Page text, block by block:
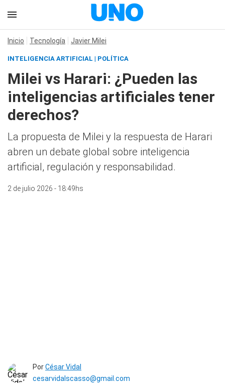
Inicio Tecnología Javier Milei
INTELIGENCIA ARTIFICIAL | POLÍTICA
Milei vs Harari: ¿Pueden las
inteligencias artificiales tener
derechos?
La propuesta de Milei y la respuesta de Harari
abren un debate global sobre inteligencia
artificial, regulación y responsabilidad.
2 de julio 2026 - 18:49hs
PorCésar Vidal
cesarvidalscasso@gmail.com